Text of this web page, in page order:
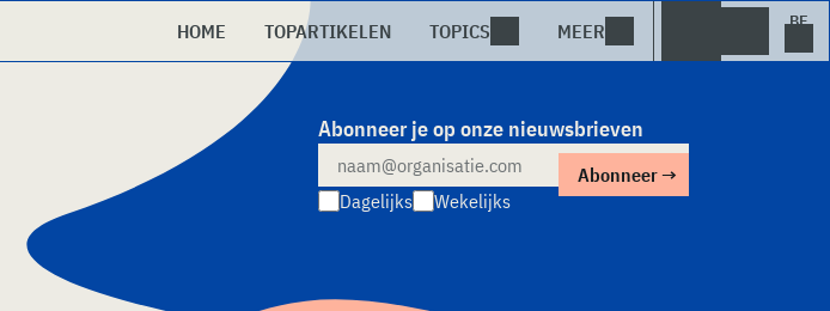
HOME TOPARTIKELEN TOPICS MEER
Abonneer je op onze nieuwsbrieven
Dagelijks Wekelijks